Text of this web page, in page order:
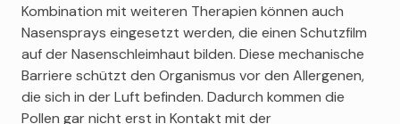
Kombination mit weiteren Therapien können auch
Nasensprays eingesetzt werden, die einen Schutzfilm
auf der Nasenschleimhaut bilden. Diese mechanische
Barriere schützt den Organismus vor den Allergenen,
die sich in der Luft befinden. Dadurch kommen die
Pollen gar nicht erst in Kontakt mit der